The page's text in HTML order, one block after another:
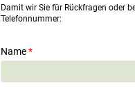
Damit wir Sie für Rückfragen oder
Telefonnummer:
Name*